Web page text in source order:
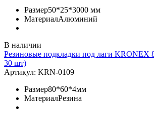
Размер50*25*3000 мм
МатериалАлюминий
В наличии
Резиновые подкладки под лаги KRONEX
30 шт)
Артикул: KRN-0109
Размер80*60*4мм
МатериалРезина